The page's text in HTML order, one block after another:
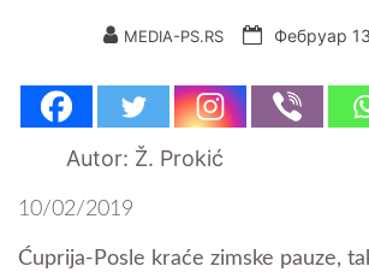
MEDIA-PS.RS Фебруар
Autor: Ž. Prokić
10/02/2019
Ćuprija-Posle kraće zimske pauze,